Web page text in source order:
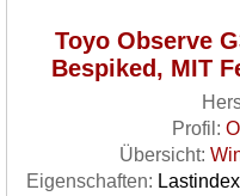
Toyo Observe
Bespiked, MIT
Profil:
Übersicht:
Eigenschaften: